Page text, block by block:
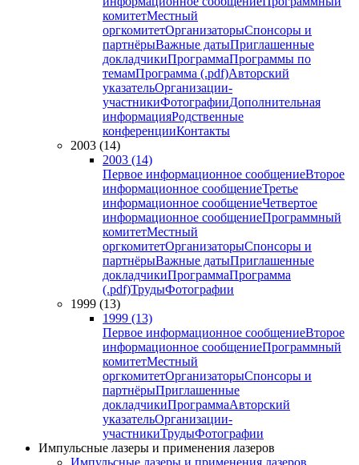
комитетМестный
оргкомитетОрганизаторыСпонсоры и
партнёрыВажные датыПриглашенные
докладчикиПрограммаПрограммы по
темамПрограмма (.pdf)Авторский
указательОрганизации-
участникиФотографииДополнительная
информацияРодственные
конференцииКонтакты
2003 (14)
2003 (14)
Первое информационное сообщениеВторое
информационное сообщениеТретье
информационное сообщениеЧетвертое
информационное сообщениеПрограммный
комитетМестный
оргкомитетОрганизаторыСпонсоры и
партнёрыВажные датыПриглашенные
докладчикиПрограммаПрограмма
(.pdf)ТрудыФотографии
1999 (13)
1999 (13)
Первое информационное сообщениеВторое
информационное сообщениеПрограммный
комитетМестный
оргкомитетОрганизаторыСпонсоры и
партнёрыПриглашенные
докладчикиПрограммаАвторский
указательОрганизации-
участникиТрудыФотографии
Импульсные лазеры и применения лазеров
Импульсные лазеры и применения лазеров